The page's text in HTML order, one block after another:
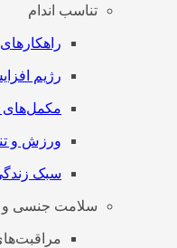
تناسب اندام
رژیم
ورزش و
سبک
سلامت جنسی و